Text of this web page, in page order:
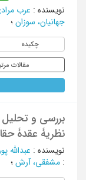
نویسنده : عرب
جهانیان، سوزان ؛
چکیده
مقالات
بررسی و
نظریۀ عقدۀ
نویسنده : عبدالله
: مشفقی، آرش ؛